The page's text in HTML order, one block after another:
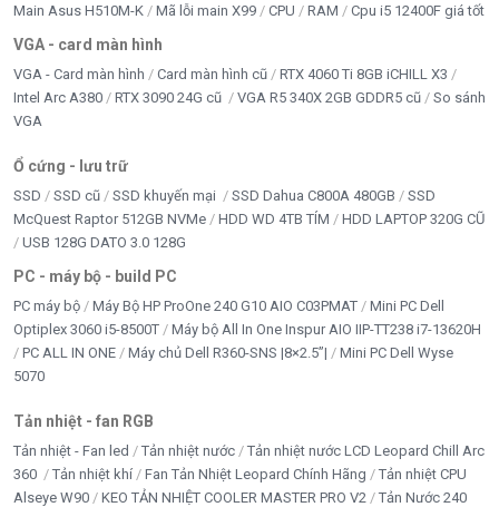
Main Asus H510M-K
Mã lỗi main X99 CPU RAM Cpu i5 12400F giá tốt
VGA - card màn hình
VGA - Card màn hình Card màn hình cũ
RTX 4060 Ti 8GB iCHILL X3
Intel Arc A380
RTX 3090 24G cũ VGA R5 340X 2GB GDDR5 cũ
So sánh
VGA
Ổ cứng - lưu trữ
SSD SSD cũ SSD khuyến mại SSD Dahua C800A 480GB
SSD
McQuest Raptor 512GB NVMe
HDD WD 4TB TÍM
HDD LAPTOP 320G CŨ
USB 128G DATO 3.0 128G
PC - máy bộ - build PC
PC máy bộ Máy Bộ HP ProOne 240 G10 AIO C03PMAT
Mini PC Dell
Optiplex 3060 i5-8500T
Máy bộ All In One Inspur AIO IIP-TT238 i7-13620H
PC ALL IN ONE
Máy chủ Dell R360-SNS |8×2.5”|
Mini PC Dell Wyse
5070
Tản nhiệt - fan RGB
Tản nhiệt - Fan led Tản nhiệt nước
Tản nhiệt nước LCD Leopard Chill Arc
360
Tản nhiệt khí Fan Tản Nhiệt Leopard Chính Hãng
Tản nhiệt CPU
Alseye W90
KEO TẢN NHIỆT COOLER MASTER PRO V2
Tản Nước 240